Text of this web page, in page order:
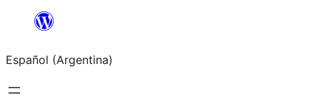
Saltar
contenido
Español (Argentina)